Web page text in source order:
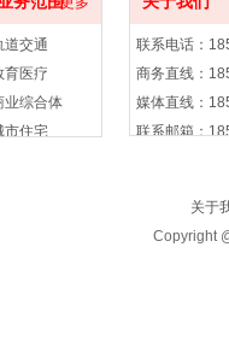
道交通
育医疗
业综合体
市住宅
联系电话：
商务直线：
媒体直线：
联系邮箱：
关于
Copyright